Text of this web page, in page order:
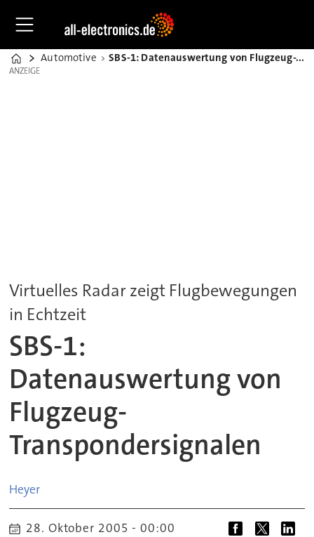
Home
Automotive SBS-1: Datenauswertung von Flugzeug-Transpondersignalen
ANZEIGE
ANZEIGE
Virtuelles Radar zeigt Flugbewegungen
in Echtzeit
SBS-1:
Datenauswertung von
Flugzeug-
Transpondersignalen
Heyer
28. Oktober 2005 - 00:00